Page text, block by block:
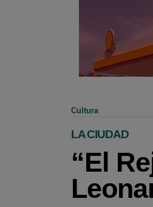
Cultura
LA CIUDAD
“El